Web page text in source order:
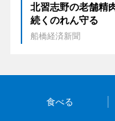
北習志野の老舗精
続くのれん守る
船橋経済新聞
食べる